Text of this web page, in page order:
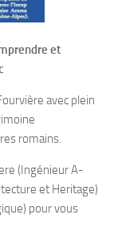
et
avec plein
romains.
(Ingénieur A-
et Heritage)
pour vous